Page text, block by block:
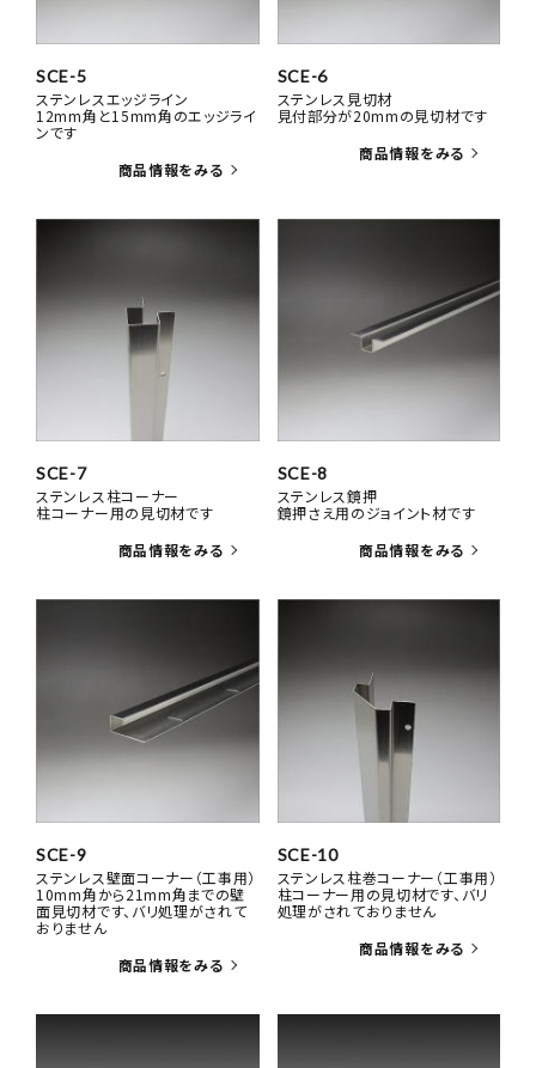
SCE-5
ステンレスエッジライン
12mm角と15mm角のエッジライ
ンです
SCE-6
ステンレス見切材
見付部分が20mmの見切材です
SCE-7
ステンレス柱コーナー
柱コーナー用の見切材です
SCE-8
ステンレス鏡押
鏡押さえ用のジョイント材です
SCE-9
ステンレス壁面コーナー（工事用）
10mm角から21mm角までの壁
面見切材です、バリ処理がされて
おりません
SCE-10
ステンレス柱巻コーナー（工事用）
柱コーナー用の見切材です、バリ
処理がされておりません